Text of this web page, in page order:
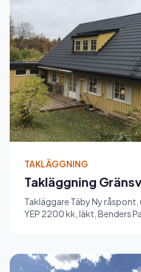
TAKLÄGGNING
Takläggning
Takläggare Täby Ny
YEP 2200 kk, läkt, Benders